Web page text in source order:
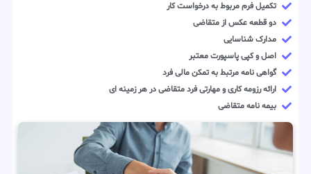
تکمیل فرم مربوط به درخواست کار
دو قطعه عکس از متقاضی
مدارک شناسایی
اصل و کپی پاسپورت معتبر
گواهی نامه مرتبط به تمکن مالی فرد
ارائه رزومه کاری و مهارتی فرد متقاضی در هر زمینه ای
بیمه نامه متقاضی